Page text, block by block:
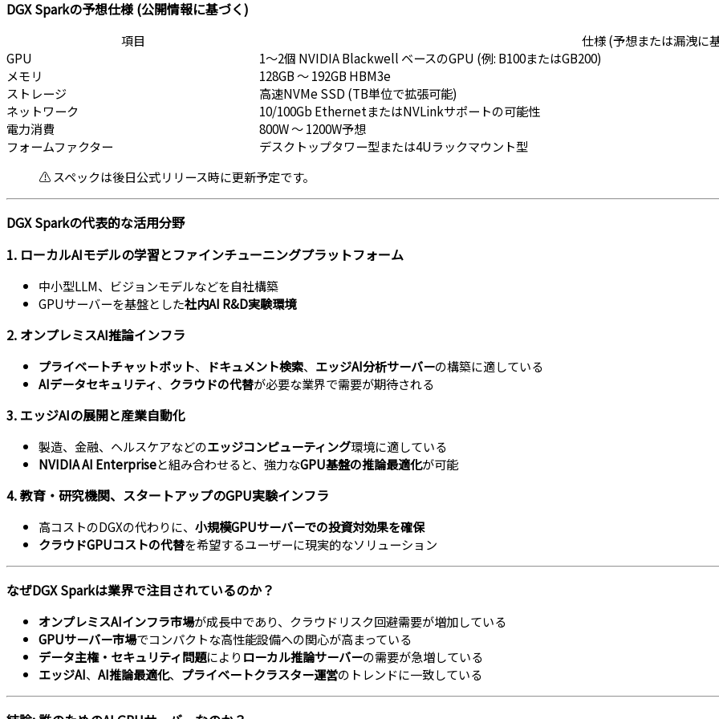
DGX Sparkの予想仕様 (公開情報に基づく)
項目
仕様 (予想または漏洩に
GPU
1～2個 NVIDIA Blackwell ベースのGPU (例: B100またはGB200)
メモリ
128GB ～ 192GB HBM3e
ストレージ
高速NVMe SSD (TB単位で拡張可能)
ネットワーク
10/100Gb EthernetまたはNVLinkサポートの可能性
電力消費
800W ～ 1200W予想
フォームファクター
デスクトップタワー型または4Uラックマウント型
⚠️ スペックは後日公式リリース時に更新予定です。
DGX Sparkの代表的な活用分野
1. ローカルAIモデルの学習とファインチューニングプラットフォーム
中小型LLM、ビジョンモデルなどを自社構築
GPUサーバーを基盤とした社内AI R&D実験環境
2. オンプレミスAI推論インフラ
プライベートチャットボット、 ドキュメント検索、 エッジAI分析サーバーの構築に適している
AIデータセキュリティ、 クラウドの代替が必要な業界で需要が期待される
3. エッジAIの展開と産業自動化
製造、金融、ヘルスケアなどのエッジコンピューティング環境に適している
NVIDIA AI Enterpriseと組み合わせると、強力なGPU基盤の推論最適化が可能
4.教育・研究機関、スタートアップのGPU実験インフラ
高コストのDGXの代わりに、 小規模GPUサーバーでの投資対効果を確保
クラウドGPUコストの代替を希望するユーザーに現実的なソリューション
なぜDGX Sparkは業界で注目されているのか？
オンプレミスAIインフラ市場が成長中であり、クラウドリスク回避需要が増加している
GPUサーバー市場でコンパクトな高性能設備への関心が高まっている
データ主権・セキュリティ問題により ローカル推論サーバーの需要が急増している
エッジAI、 AI推論最適化、 プライベートクラスター運営のトレンドに一致している